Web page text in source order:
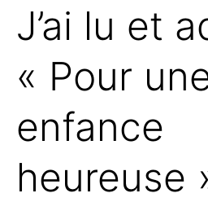
J’ai lu et
« Pour
enfance
heureuse